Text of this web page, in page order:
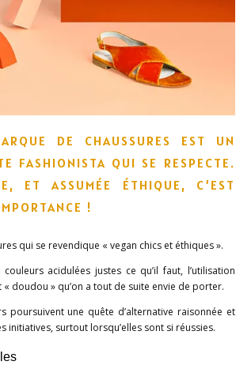
DE CHAUSSURES EST UN
FASHIONISTA QUI SE RESPECTE.
ET ASSUMÉE ÉTHIQUE, C’EST
!
qui se revendique « vegan chics et éthiques ».
acidulées justes ce qu’il faut, l’utilisation
doudou » qu’on a tout de suite envie de porter.
poursuivent une quête d’alternative raisonnée et
surtout lorsqu’elles sont si réussies.